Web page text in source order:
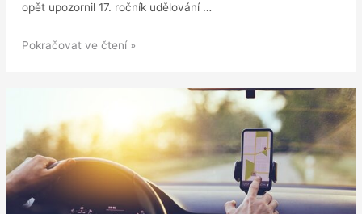
opět upozornil 17. ročník udělování …
Anticenu
firma
Rohlik.cz
za
sledování
zaměstnanců
Pokračovat ve čtení »